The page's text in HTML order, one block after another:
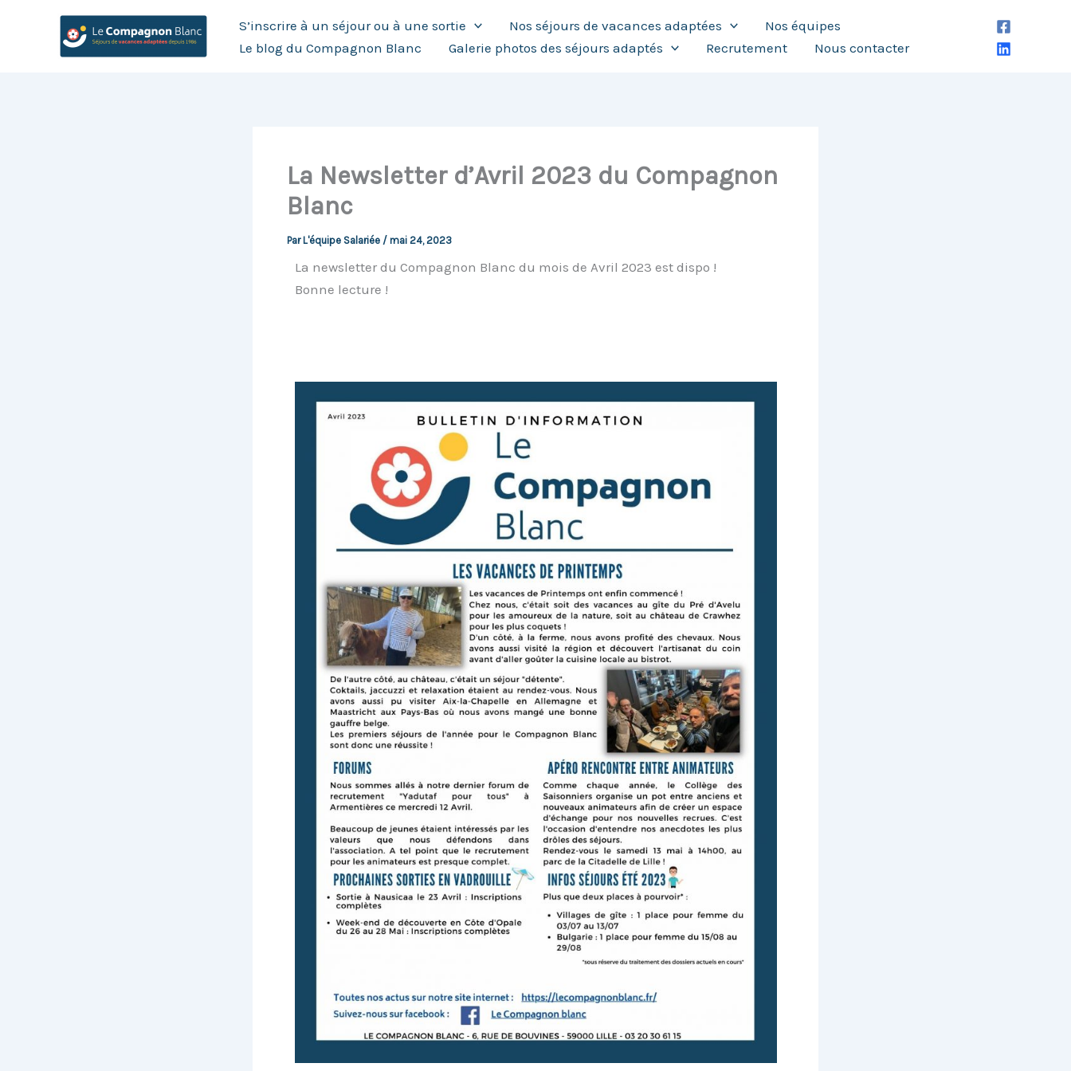
S’inscrire à un séjour ou à une sortie Nos séjours de vacances adaptées
Nos équipes
Le blog du Compagnon Blanc
Galerie photos des séjours adaptés Recrutement Nous contacter
La Newsletter d’Avril 2023 du Compagnon
Blanc
ParL'équipe Salariée / mai 24, 2023
La newsletter du Compagnon Blanc du mois de Avril 2023 est dispo !
Bonne lecture !